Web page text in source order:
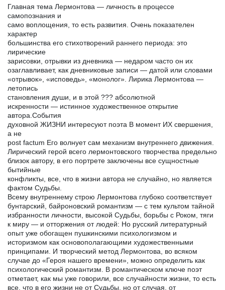
Главная тема Лермонтова — личность в процессе
самопознания и
само воплощения, то есть развития. Очень показателен
характер
большинства его стихотворений раннего периода: это
лирические
зарисовки, отрывки из дневника — недаром часто он их
озаглавливает, как дневниковые записи — датой или словами
«отрывок», «исповедь», «монолог». Лирика Лермонтова —
летопись
становления души, и в этой ??? абсолютной
искренности — истинное художественное открытие
автора.События
духовной ЖИЗНИ интересуют поэта В момент ИХ свершения,
а не
post factum Его волнует сам механизм внутреннего движения.
Лирический герой всего лермонтовского творчества предельно
близок автору, в его портрете заключены все сущностные
бытийные
конфликты, все, что в жизни автора не случайно, но является
фактом Судьбы.
Всему внутреннему строю Лермонтова глубоко соответствует
бунтарский, байроновский романтизм — с тем культом тайной
избранности личности, высокой Судьбы, борьбы с Роком, тяги
к миру — и отторжения от людей: Но русский литературный
опыт уже обогащен пушкинскими психологизмом и
историзмом как основополагающими художественными
принципами. И творческий метод Лермонтова, во всяком
случае до «Героя нашего времени», можно определить как
психологический романтизм. В романтическом ключе поэт
отметает, как мы уже говорили, все случайности жизни, то есть
все, что в его жизни не от Судьбы, но от случая, от